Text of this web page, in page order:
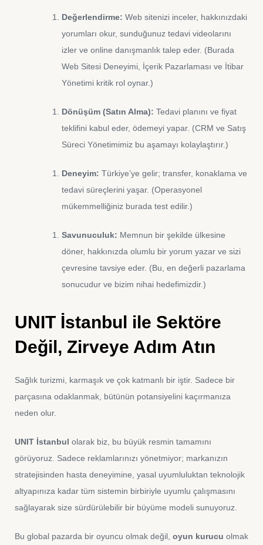
Değerlendirme: Web sitenizi inceler, hakkınızdaki
yorumları okur, sunduğunuz tedavi videolarını
izler ve online danışmanlık talep eder. (Burada
Web Sitesi Deneyimi, İçerik Pazarlaması ve İtibar
Yönetimi kritik rol oynar.)
Dönüşüm (Satın Alma): Tedavi planını ve fiyat
teklifini kabul eder, ödemeyi yapar. (CRM ve Satış
Süreci Yönetimimiz bu aşamayı kolaylaştırır.)
Deneyim: Türkiye’ye gelir; transfer, konaklama ve
tedavi süreçlerini yaşar. (Operasyonel
mükemmelliğiniz burada test edilir.)
Savunuculuk: Memnun bir şekilde ülkesine
döner, hakkınızda olumlu bir yorum yazar ve sizi
çevresine tavsiye eder. (Bu, en değerli pazarlama
sonucudur ve bizim nihai hedefimizdir.)
UNIT İstanbul ile Sektöre
Değil, Zirveye Adım Atın
Sağlık turizmi, karmaşık ve çok katmanlı bir iştir. Sadece bir
parçasına odaklanmak, bütünün potansiyelini kaçırmanıza
neden olur.
UNIT İstanbul olarak biz, bu büyük resmin tamamını
görüyoruz. Sadece reklamlarınızı yönetmiyor; markanızın
stratejisinden hasta deneyimine, yasal uyumluluktan teknolojik
altyapınıza kadar tüm sistemin birbiriyle uyumlu çalışmasını
sağlayarak size sürdürülebilir bir büyüme modeli sunuyoruz.
Bu global pazarda bir oyuncu olmak değil, oyun kurucu olmak